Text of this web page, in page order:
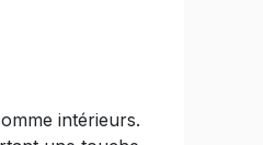
intérieurs.